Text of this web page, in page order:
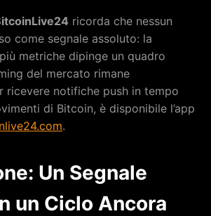
ricorda che nessun
come segnale assoluto: la
metriche dipinge un quadro
del mercato rimane
ricevere notifiche push in tempo
di Bitcoin, è disponibile l’app
.
Un Segnale
un Ciclo Ancora